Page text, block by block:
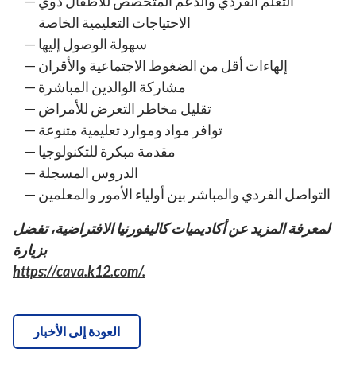
الاحتياجات التعليمية الخاصة
سهولة الوصول إليها
إلهاءات أقل من الضغوط الاجتماعية والأقران
مشاركة الوالدين المباشرة
تقليل مخاطر التعرض للأمراض
توافر مواد وموارد تعليمية متنوعة
مقدمة مبكرة للتكنولوجيا
الدروس المسجلة
التواصل الفردي والمباشر بين أولياء الأمور والمعلمين
لمعرفة المزيد عن أكاديميات كاليفورنيا الافتراضية، تفضل
بزيارة
https://cava.k12.com/.
العودة إلى الأخبار